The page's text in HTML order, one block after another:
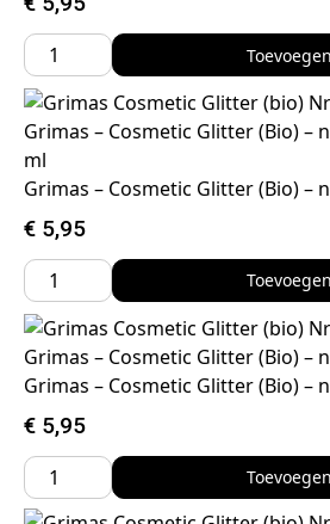
Toevoegen
Grimas – Cosmetic Glitter (Bio) –
ml
Grimas – Cosmetic Glitter (Bio) –
€ 5,95
Toevoegen
Grimas – Cosmetic Glitter (Bio) –
Grimas – Cosmetic Glitter (Bio) –
€ 5,95
Toevoegen